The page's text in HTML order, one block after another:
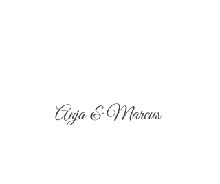
Anja & Marcus